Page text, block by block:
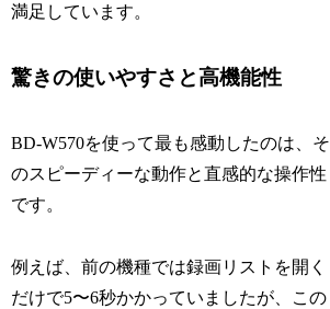
満足しています。
驚きの使いやすさと高機能性
BD-W570を使って最も感動したのは、そ
のスピーディーな動作と直感的な操作性
です。
例えば、前の機種では録画リストを開く
だけで5〜6秒かかっていましたが、この